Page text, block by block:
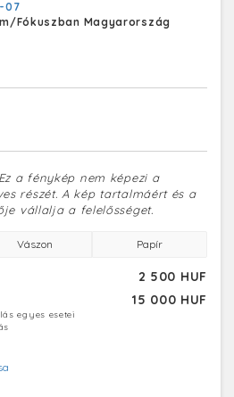
07
Fókuszban Magyarország
a fénykép nem képezi a
részét. A kép tartalmáért és a
vállalja a felelősséget.
Vászon Papír
2 500 HUF
15 000 HUF
egyes esetei